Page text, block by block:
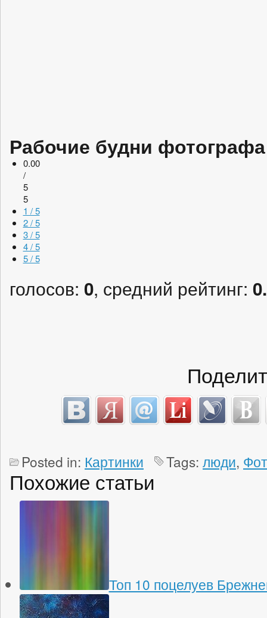
Рабочие будни фотографа
0.00
/
5
5
1 / 5
2 / 5
3 / 5
4 / 5
5 / 5
голосов: 0, средний рейтинг:
Posted in: Картинки Tags: люди,
Похожие статьи
Топ 10 поцелуев